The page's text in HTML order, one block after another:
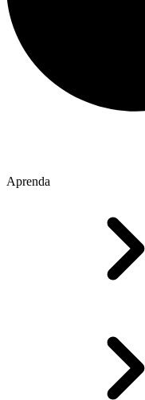
Aprenda